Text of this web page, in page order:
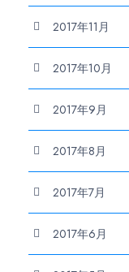
2017年11月
2017年10月
2017年9月
2017年8月
2017年7月
2017年6月